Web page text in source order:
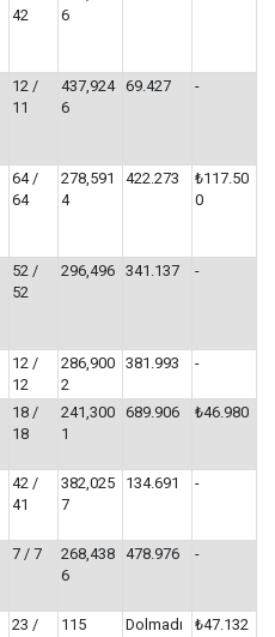
42
6
12 /
11
437,924
6
69.427 -
64 /
64
278,591
4
422.273
₺117.50
0
52 /
52
296,496 341.137 -
12 /
12
286,900
2
381.993 -
18 /
18
241,300
1
689.906 ₺46.980
42 /
41
382,025
7
134.691 -
7 / 7
268,438
6
478.976 -
23 /
115 Dolmadı ₺47.132